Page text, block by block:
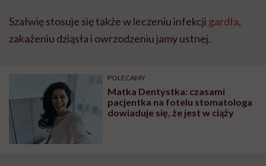
Szałwię stosuje się także w leczeniu infekcji gardła,
zakażeniu dziąsła i owrzodzeniu jamy ustnej.
POLECAMY
Matka Dentystka: czasami
pacjentka na fotelu stomatologa
dowiaduje się, że jest w ciąży